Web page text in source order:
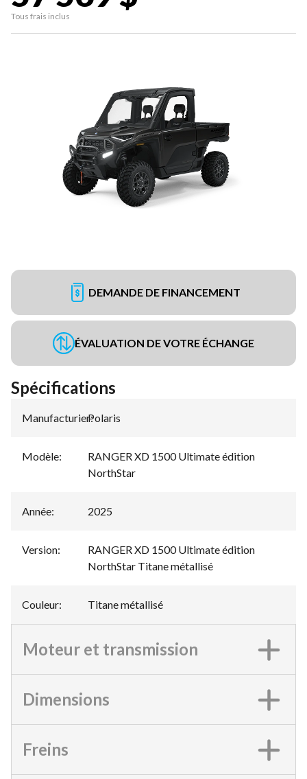
Tous frais inclus
DEMANDE DE FINANCEMENT
ÉVALUATION DE VOTRE ÉCHANGE
Spécifications
Manufacturier:
Polaris
Modèle:
RANGER XD 1500 Ultimate édition
NorthStar
Année: 2025
Version:
RANGER XD 1500 Ultimate édition
NorthStar Titane métallisé
Couleur: Titane métallisé
Moteur et transmission
Dimensions
Freins